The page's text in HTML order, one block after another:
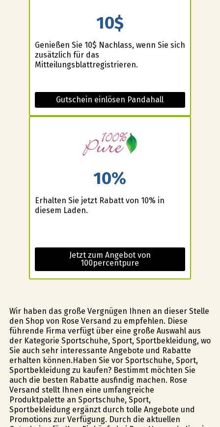
10$
Genießen Sie 10$ Nachlass, wenn Sie sich
zusätzlich für das
Mitteilungsblattregistrieren.
Gutschein einlösen Pandahall
10%
Erhalten Sie jetzt Rabatt von 10% in
diesem Laden.
Jetzt zum Angebot von
100percentpure
Wir haben das große Vergnügen Ihnen an dieser Stelle
den Shop von Rose Versand zu empfehlen. Diese
führende Firma verfügt über eine große Auswahl aus
der Kategorie Sportschuhe, Sport, Sportbekleidung, wo
Sie auch sehr interessante Angebote und Rabatte
erhalten können.Haben Sie vor Sportschuhe, Sport,
Sportbekleidung zu kaufen? Bestimmt möchten Sie
auch die besten Rabatte ausfindig machen. Rose
Versand stellt Ihnen eine umfangreiche
Produktpalette an Sportschuhe, Sport,
Sportbekleidung ergänzt durch tolle Angebote und
Promotions zur Verfügung. Durch die aktuellen